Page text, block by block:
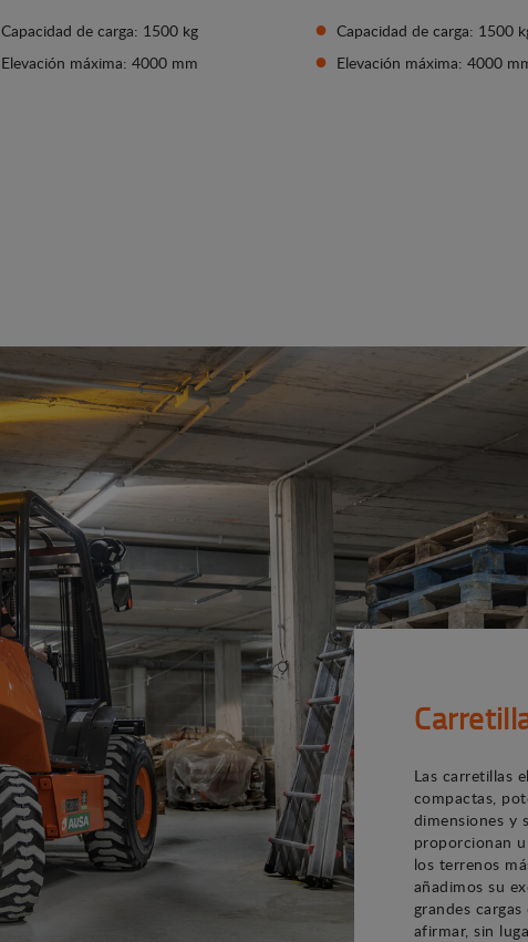
Capacidad de carga: 1500 kg
Elevación máxima: 4000 mm
Capacidad de carga: 1500
Elevación máxima: 4000
Las carretillas
compactas,
dimensiones y
proporcionan
los terrenos
añadimos su
grandes
afirmar, sin